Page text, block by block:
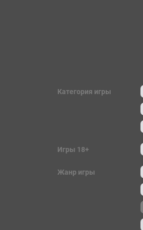
Категория игры
Игры 18+
Жанр игры